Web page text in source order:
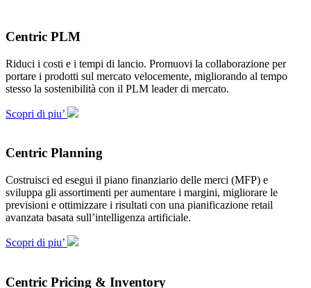
Centric PLM
Riduci i costi e i tempi di lancio. Promuovi la collaborazione per
portare i prodotti sul mercato velocemente, migliorando al tempo
stesso la sostenibilità con il PLM leader di mercato.
Scopri di piu’
Centric Planning
Costruisci ed esegui il piano finanziario delle merci (MFP) e
sviluppa gli assortimenti per aumentare i margini, migliorare le
previsioni e ottimizzare i risultati con una pianificazione retail
avanzata basata sull’intelligenza artificiale.
Scopri di piu’
Centric Pricing & Inventory